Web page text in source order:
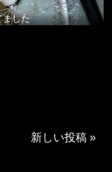
ました
新しい投稿 »